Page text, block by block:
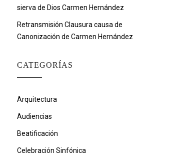
sierva de Dios Carmen Hernández
Retransmisión Clausura causa de
Canonización de Carmen Hernández
CATEGORÍAS
Arquitectura
Audiencias
Beatificación
Celebración Sinfónica